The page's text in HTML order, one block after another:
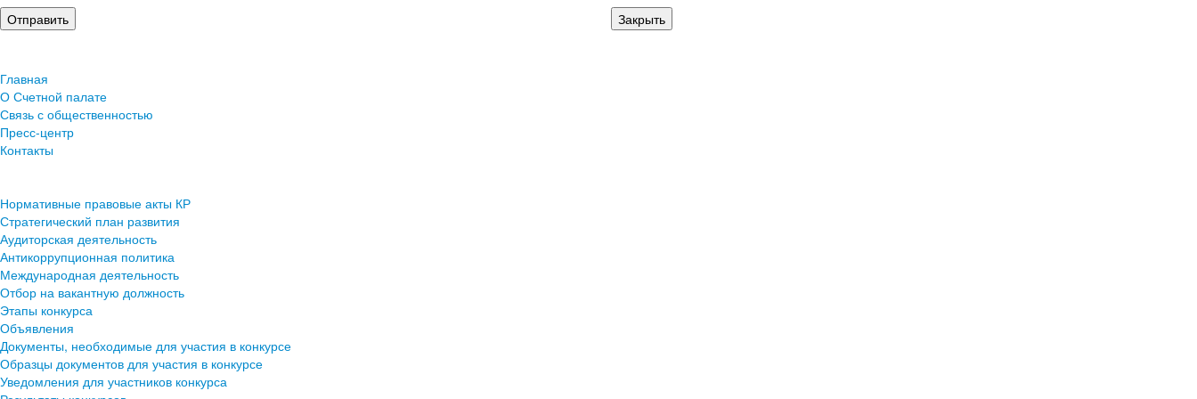
Главная
О Счетной палате
Связь с общественностью
Пресс-центр
Контакты
Нормативные правовые акты КР
Стратегический план развития
Аудиторская деятельность
Антикоррупционная политика
Международная деятельность
Отбор на вакантную должность
Этапы конкурса
Объявления
Документы, необходимые для участия в конкурсе
Образцы документов для участия в конкурсе
Уведомления для участников конкурса